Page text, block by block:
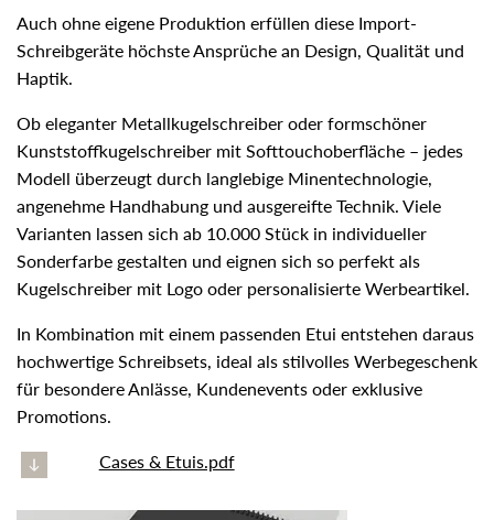
Auch ohne eigene Produktion erfüllen diese Import-
Schreibgeräte höchste Ansprüche an Design, Qualität und
Haptik.
Ob eleganter Metallkugelschreiber oder formschöner
Kunststoffkugelschreiber mit Softtouchoberfläche – jedes
Modell überzeugt durch langlebige Minentechnologie,
angenehme Handhabung und ausgereifte Technik. Viele
Varianten lassen sich ab 10.000 Stück in individueller
Sonderfarbe gestalten und eignen sich so perfekt als
Kugelschreiber mit Logo oder personalisierte Werbeartikel.
In Kombination mit einem passenden Etui entstehen daraus
hochwertige Schreibsets, ideal als stilvolles Werbegeschenk
für besondere Anlässe, Kundenevents oder exklusive
Promotions.
Cases & Etuis.pdf